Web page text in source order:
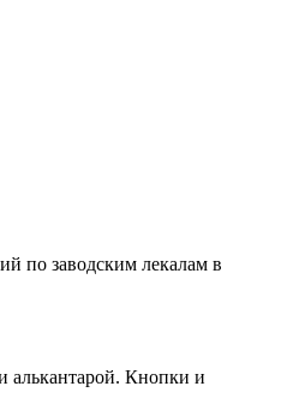
по заводским лекалам в
алькантарой. Кнопки и